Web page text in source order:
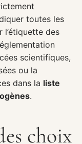
toutes les
l’étiquette des
scientifiques,
ou la
dans la liste
.
choix